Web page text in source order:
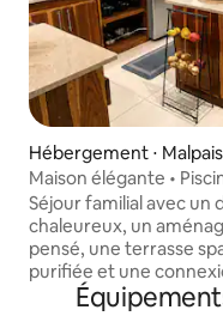
Hébergement ⋅ Malpais
Maison élégante •
pied de la plage
Séjour familial avec un
chaleureux, un
pensé, une terrasse
purifiée et une
par fibre optique avec